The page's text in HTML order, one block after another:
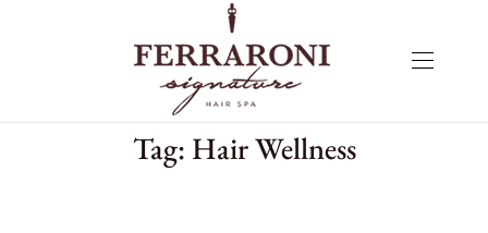
Tag: Hair Wellness